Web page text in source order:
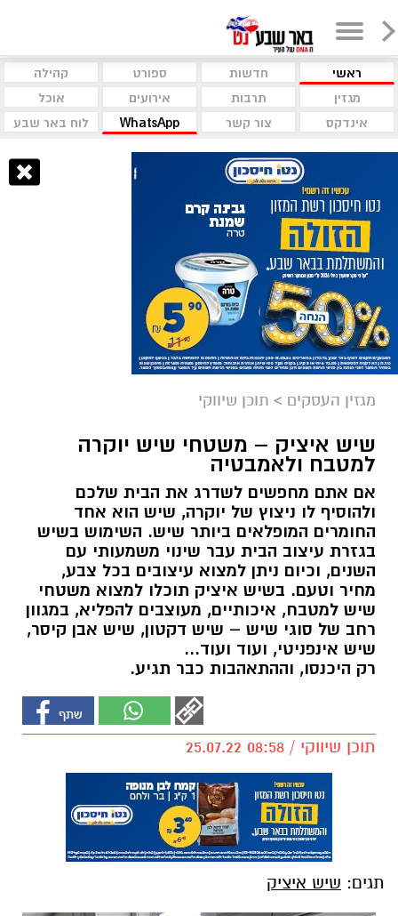
ראשי חדשות ספורט
קהילה
מגזין
תרבות אירועים
אוכל
אינדקס
צור קשר WhatsApp לוח באר שבע
מגזין העסקים > תוכן שיווקי
שיש איציק – משטחי שיש יוקרה
למטבח ולאמבטיה
אם אתם מחפשים לשדרג את הבית שלכם
ולהוסיף לו ניצוץ של יוקרה, שיש הוא אחד
החומרים המופלאים ביותר שיש. השימוש בשיש
בגזרת עיצוב הבית עבר שינוי משמעותי עם
השנים, וכיום ניתן למצוא עיצובים בכל צבע,
מחיר וטעם. בשיש איציק תוכלו למצוא משטחי
שיש למטבח, איכותיים, מעוצבים להפליא, במגוון
רחב של סוגי שיש – שיש דקטון, שיש אבן קיסר,
שיש אינפניטי, ועוד ועוד...
רק היכנסו, וההתאהבות כבר תגיע.
תוכן שיווקי / 08:58 25.07.22
תגים: שיש איציק